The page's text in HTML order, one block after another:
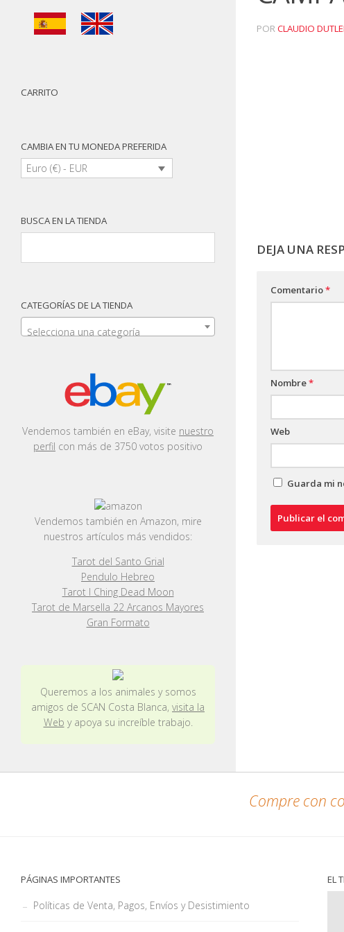
PORCLAUDIO
DEJA UNA
Comentario*
Nombre*
Web
Guarda mi
CARRITO
CAMBIA EN TU MONEDA PREFERIDA
Euro (€) - EUR
BUSCA EN LA TIENDA
CATEGORÍAS DE LA TIENDA
Selecciona una categoría
Vendemos también en eBay, visite nuestro
perfil con más de 3750 votos positivo
Vendemos también en Amazon, mire
nuestros artículos más vendidos:
Tarot del Santo Grial
Pendulo Hebreo
Tarot I Ching Dead Moon
Tarot de Marsella 22 Arcanos Mayores
Gran Formato
Queremos a los animales y somos
amigos de SCAN Costa Blanca, visita la
Web y apoya su increíble trabajo.
Compre con
PÁGINAS IMPORTANTES
Políticas de Venta, Pagos, Envíos y Desistimiento
EL